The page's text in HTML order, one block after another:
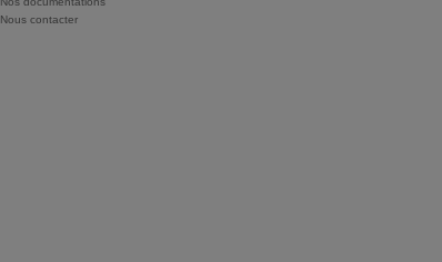
Nous contacter